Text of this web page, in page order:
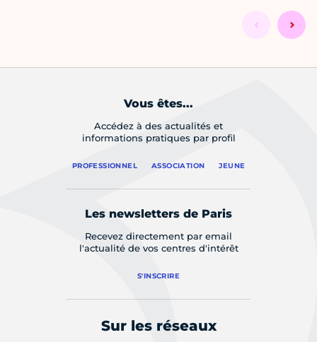
Vous êtes...
Accédez à des actualités et
informations pratiques par profil
PROFESSIONNEL ASSOCIATION JEUNE
Les newsletters de Paris
Recevez directement par email
l'actualité de vos centres d'intérêt
S'INSCRIRE
Sur les réseaux